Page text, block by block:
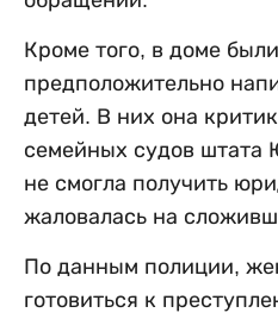
Кроме того, в доме
предположительно
детей. В них она
семейных судов штата
не смогла получить
жаловалась на
По данным полиции,
готовиться к